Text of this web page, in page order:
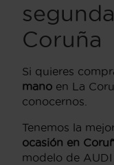
Coruña
Si quieres
mano en La
conocernos.
Tenemos la
ocasión en
modelo de